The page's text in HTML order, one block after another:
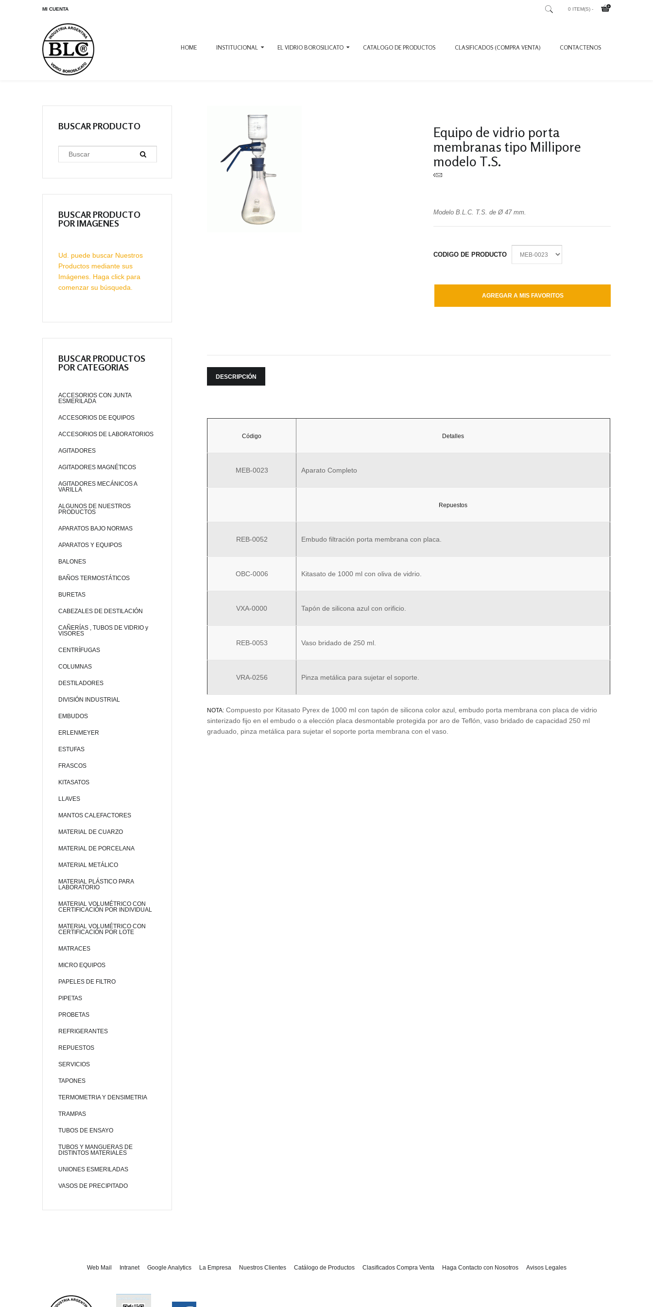
MI CUENTA 0 ITEM(S) -
HOME INSTITUCIONAL EL VIDRIO BOROSILICATO CATALOGO DE PRODUCTOS CLASIFICADOS (COMPRA VENTA) CONTACTENOS
Equipo de vidrio porta
membranas tipo Millipore
modelo T.S.
Modelo B.L.C. T.S. de Ø 47 mm.
CODIGO DE PRODUCTO
DESCRIPCIÓN
Código Detalles
MEB-0023 Aparato Completo
Repuestos
REB-0052 Embudo filtración porta membrana con placa.
OBC-0006 Kitasato de 1000 ml con oliva de vidrio.
VXA-0000 Tapón de silicona azul con orificio.
REB-0053 Vaso bridado de 250 ml.
VRA-0256 Pinza metálica para sujetar el soporte.
NOTA: Compuesto por Kitasato Pyrex de 1000 ml con tapón de silicona color azul, embudo porta membrana con placa de vidrio
sinterizado fijo en el embudo o a elección placa desmontable protegida por aro de Teflón, vaso bridado de capacidad 250 ml
graduado, pinza metálica para sujetar el soporte porta membrana con el vaso.
BUSCAR PRODUCTO
BUSCAR PRODUCTO
POR IMAGENES
Ud. puede buscar Nuestros
Productos mediante sus
Imágenes. Haga click para
comenzar su búsqueda.
BUSCAR PRODUCTOS
POR CATEGORIAS
ACCESORIOS CON JUNTA
ESMERILADA
ACCESORIOS DE EQUIPOS
ACCESORIOS DE LABORATORIOS
AGITADORES
AGITADORES MAGNÉTICOS
AGITADORES MECÁNICOS A
VARILLA
ALGUNOS DE NUESTROS
PRODUCTOS
APARATOS BAJO NORMAS
APARATOS Y EQUIPOS
BALONES
BAÑOS TERMOSTÁTICOS
BURETAS
CABEZALES DE DESTILACIÓN
CAÑERÍAS , TUBOS DE VIDRIO y
VISORES
CENTRÍFUGAS
COLUMNAS
DESTILADORES
DIVISIÓN INDUSTRIAL
EMBUDOS
ERLENMEYER
ESTUFAS
FRASCOS
KITASATOS
LLAVES
MANTOS CALEFACTORES
MATERIAL DE CUARZO
MATERIAL DE PORCELANA
MATERIAL METÁLICO
MATERIAL PLÁSTICO PARA
LABORATORIO
MATERIAL VOLUMÉTRICO CON
CERTIFICACIÓN POR INDIVIDUAL
MATERIAL VOLUMÉTRICO CON
CERTIFICACIÓN POR LOTE
MATRACES
MICRO EQUIPOS
PAPELES DE FILTRO
PIPETAS
PROBETAS
REFRIGERANTES
REPUESTOS
SERVICIOS
TAPONES
TERMOMETRIA Y DENSIMETRIA
TRAMPAS
TUBOS DE ENSAYO
TUBOS Y MANGUERAS DE
DISTINTOS MATERIALES
UNIONES ESMERILADAS
VASOS DE PRECIPITADO
Web Mail Intranet Google Analytics La Empresa Nuestros Clientes Catálogo de Productos Clasificados Compra Venta Haga Contacto con Nosotros Avisos Legales